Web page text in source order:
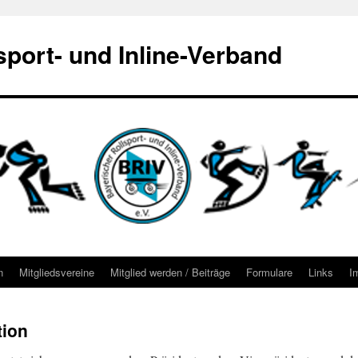
und Inline-Verband
Mitgliedsvereine Mitglied werden / Beiträge Formulare Links